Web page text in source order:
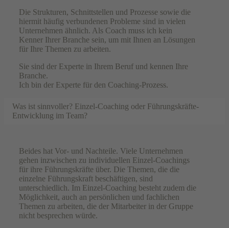
Die Strukturen, Schnittstellen und Prozesse sowie die
hiermit häufig verbundenen Probleme sind in vielen
Unternehmen ähnlich. Als Coach muss ich kein
Kenner Ihrer Branche sein, um mit Ihnen an Lösungen
für Ihre Themen zu arbeiten.
Sie sind der Experte in Ihrem Beruf und kennen Ihre
Branche.
Ich bin der Experte für den Coaching-Prozess.
Was ist sinnvoller? Einzel-Coaching oder Führungskräfte-
Entwicklung im Team?
Beides hat Vor- und Nachteile. Viele Unternehmen
gehen inzwischen zu individuellen Einzel-Coachings
für ihre Führungskräfte über. Die Themen, die die
einzelne Führungskraft beschäftigen, sind
unterschiedlich. Im Einzel-Coaching besteht zudem die
Möglichkeit, auch an persönlichen und fachlichen
Themen zu arbeiten, die der Mitarbeiter in der Gruppe
nicht besprechen würde.